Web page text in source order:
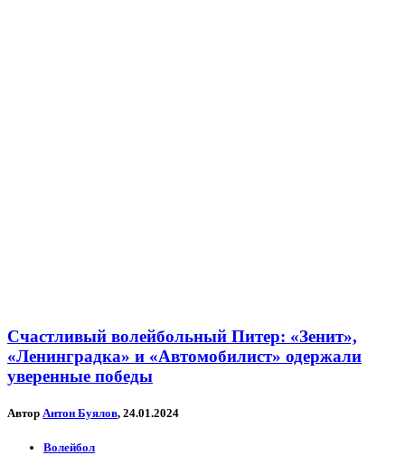
Счастливый волейбольный Питер: «Зенит»,
«Ленинградка» и «Автомобилист» одержали
уверенные победы
Автор Антон Буялов, 24.01.2024
Волейбол